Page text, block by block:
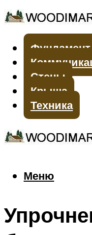
Фундамент
Стены
Крыша
Техника
Меню
Меню